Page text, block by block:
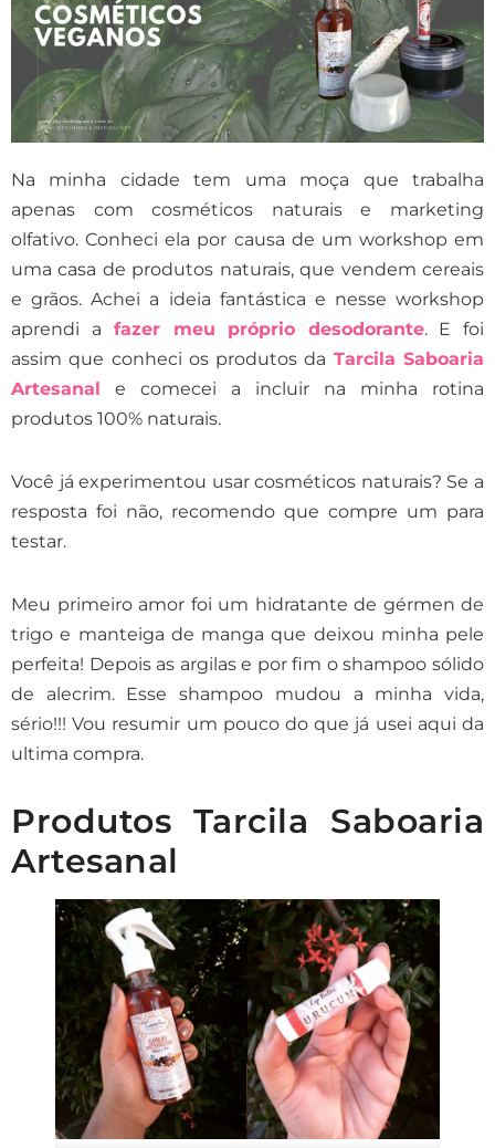
Na minha cidade tem uma moça que trabalha
apenas com cosméticos naturais e marketing
olfativo. Conheci ela por causa de um workshop em
uma casa de produtos naturais, que vendem cereais
e grãos. Achei a ideia fantástica e nesse workshop
aprendi a
fazer meu próprio desodorante. E foi
assim que conheci os produtos da Tarcila Saboaria
Artesanal e comecei a incluir na minha rotina
produtos 100% naturais.
Você já experimentou usar cosméticos naturais? Se a
resposta foi não, recomendo que compre um para
testar.
Meu primeiro amor foi um hidratante de gérmen de
trigo e manteiga de manga que deixou minha pele
perfeita! Depois as argilas e por fim o shampoo sólido
de alecrim. Esse shampoo mudou a minha vida,
sério!!! Vou resumir um pouco do que já usei aqui da
ultima compra.
Produtos Tarcila Saboaria
Artesanal